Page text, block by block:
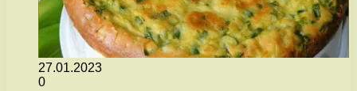
27.01.2023
0